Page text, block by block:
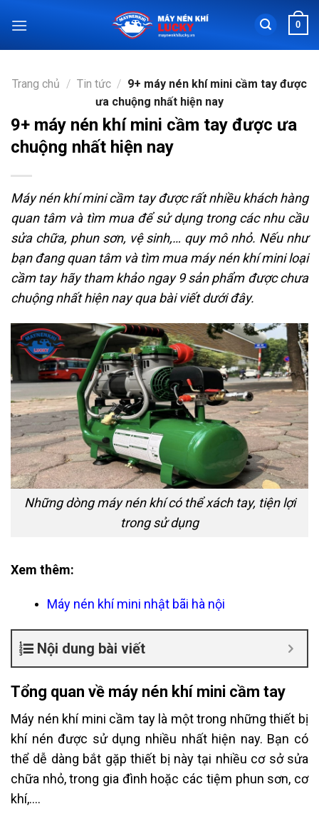
đến
0
Trang chủ / Tin tức / 9+ máy nén khí mini cầm tay được
ưa chuộng nhất hiện nay
9+ máy nén khí mini cầm tay được ưa
chuộng nhất hiện nay
Máy nén khí mini cầm tay được rất nhiều khách hàng
quan tâm và tìm mua để sử dụng trong các nhu cầu
sửa chữa, phun sơn, vệ sinh,… quy mô nhỏ. Nếu như
bạn đang quan tâm và tìm mua máy nén khí mini loại
cầm tay hãy tham khảo ngay 9 sản phẩm được chưa
chuộng nhất hiện nay qua bài viết dưới đây.
Những dòng máy nén khí có thể xách tay, tiện lợi
trong sử dụng
Xem thêm:
Máy nén khí mini nhật bãi hà nội
Nội dung bài viết
Tổng quan về máy nén khí mini cầm tay
Máy nén khí mini cầm tay là một trong những thiết bị
khí nén được sử dụng nhiều nhất hiện nay. Bạn có
thể dễ dàng bắt gặp thiết bị này tại nhiều cơ sở sửa
chữa nhỏ, trong gia đình hoặc các tiệm phun sơn, cơ
khí,….